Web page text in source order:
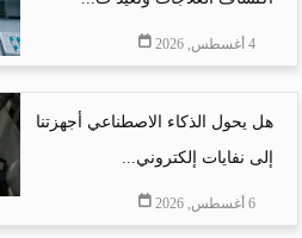
4 أغسطس, 2026
هل يحول الذكاء الاصطناعي أجهزتنا
إلى نفايات إلكتروني...
6 أغسطس, 2026